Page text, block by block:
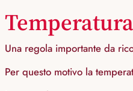
Una regola importante da
Per questo motivo la